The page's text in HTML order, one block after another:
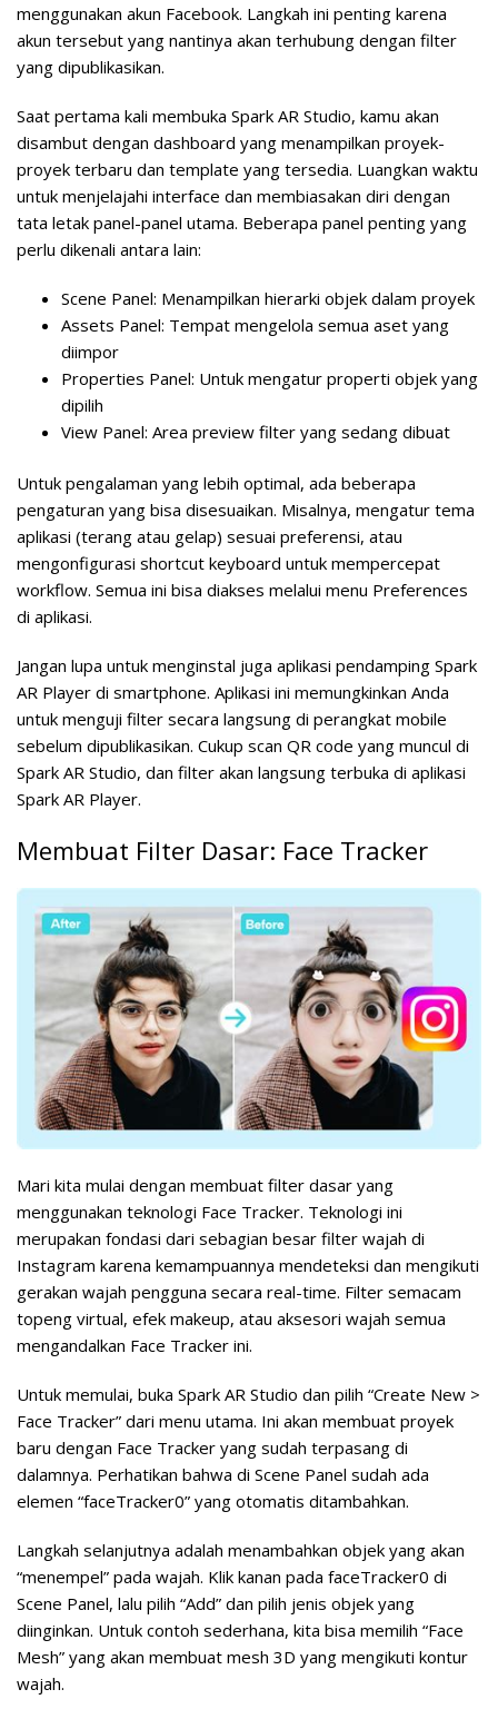
menggunakan akun Facebook. Langkah ini penting karena
akun tersebut yang nantinya akan terhubung dengan filter
yang dipublikasikan.
Saat pertama kali membuka Spark AR Studio, kamu akan
disambut dengan dashboard yang menampilkan proyek-
proyek terbaru dan template yang tersedia. Luangkan waktu
untuk menjelajahi interface dan membiasakan diri dengan
tata letak panel-panel utama. Beberapa panel penting yang
perlu dikenali antara lain:
Scene Panel: Menampilkan hierarki objek dalam proyek
Assets Panel: Tempat mengelola semua aset yang
diimpor
Properties Panel: Untuk mengatur properti objek yang
dipilih
View Panel: Area preview filter yang sedang dibuat
Untuk pengalaman yang lebih optimal, ada beberapa
pengaturan yang bisa disesuaikan. Misalnya, mengatur tema
aplikasi (terang atau gelap) sesuai preferensi, atau
mengonfigurasi shortcut keyboard untuk mempercepat
workflow. Semua ini bisa diakses melalui menu Preferences
di aplikasi.
Jangan lupa untuk menginstal juga aplikasi pendamping Spark
AR Player di smartphone. Aplikasi ini memungkinkan Anda
untuk menguji filter secara langsung di perangkat mobile
sebelum dipublikasikan. Cukup scan QR code yang muncul di
Spark AR Studio, dan filter akan langsung terbuka di aplikasi
Spark AR Player.
Membuat Filter Dasar: Face Tracker
Mari kita mulai dengan membuat filter dasar yang
menggunakan teknologi Face Tracker. Teknologi ini
merupakan fondasi dari sebagian besar filter wajah di
Instagram karena kemampuannya mendeteksi dan mengikuti
gerakan wajah pengguna secara real-time. Filter semacam
topeng virtual, efek makeup, atau aksesori wajah semua
mengandalkan Face Tracker ini.
Untuk memulai, buka Spark AR Studio dan pilih “Create New >
Face Tracker” dari menu utama. Ini akan membuat proyek
baru dengan Face Tracker yang sudah terpasang di
dalamnya. Perhatikan bahwa di Scene Panel sudah ada
elemen “faceTracker0” yang otomatis ditambahkan.
Langkah selanjutnya adalah menambahkan objek yang akan
“menempel” pada wajah. Klik kanan pada faceTracker0 di
Scene Panel, lalu pilih “Add” dan pilih jenis objek yang
diinginkan. Untuk contoh sederhana, kita bisa memilih “Face
Mesh” yang akan membuat mesh 3D yang mengikuti kontur
wajah.